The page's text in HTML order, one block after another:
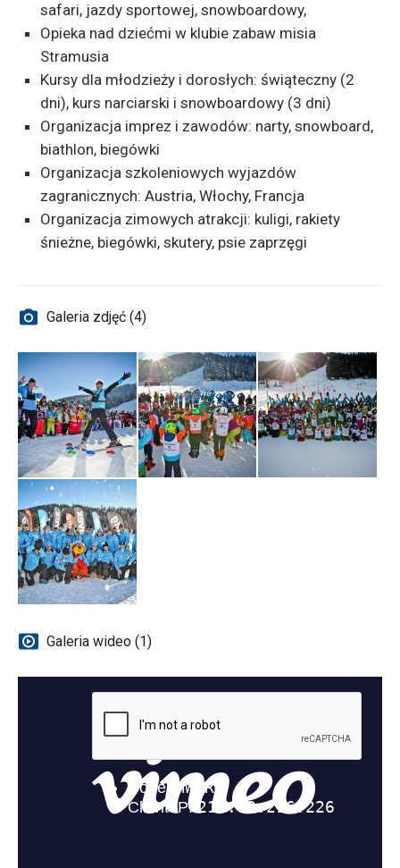
safari, jazdy sportowej, snowboardowy,
Opieka nad dziećmi w klubie zabaw misia
Stramusia
Kursy dla młodzieży i dorosłych: świąteczny (2
dni), kurs narciarski i snowboardowy (3 dni)
Organizacja imprez i zawodów: narty, snowboard,
biathlon, biegówki
Organizacja szkoleniowych wyjazdów
zagranicznych: Austria, Włochy, Francja
Organizacja zimowych atrakcji: kuligi, rakiety
śnieżne, biegówki, skutery, psie zaprzęgi
Galeria zdjęć (4)
Galeria wideo (1)